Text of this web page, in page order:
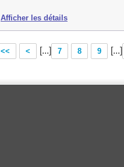
Afficher les détails
<< < [...] 7 8 9 [...]